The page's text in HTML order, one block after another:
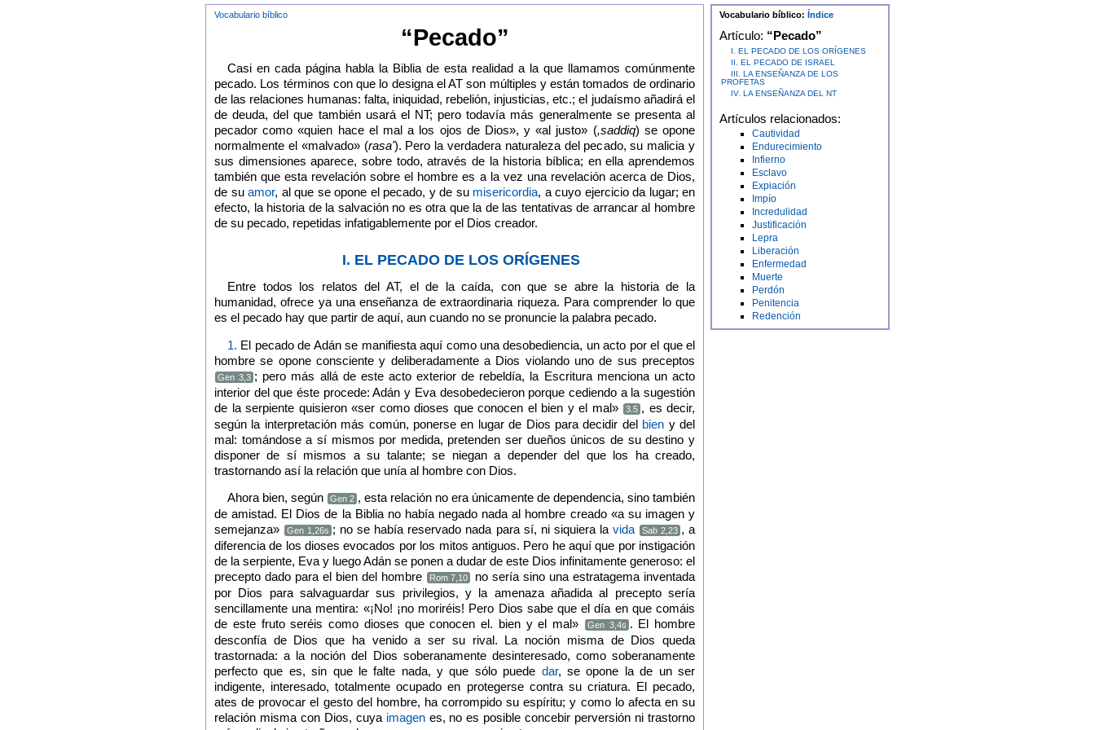
Vocabulario bíblico
“Pecado”
Casi en cada página habla la Biblia de esta realidad a la que llamamos comúnmente
pecado. Los términos con que lo designa el AT son múltiples y están tomados de ordinario
de las relaciones humanas: falta, iniquidad, rebelión, injusticias, etc.; el judaísmo añadirá el
de deuda, del que también usará el NT; pero todavía más generalmente se presenta al
pecador como «quien hace el mal a los ojos de Dios», y «al justo» (,saddiq) se opone
normalmente el «malvado» (rasa'). Pero la verdadera naturaleza del pecado, su malicia y
sus dimensiones aparece, sobre todo, através de la historia bíblica; en ella aprendemos
también que esta revelación sobre el hombre es a la vez una revelación acerca de Dios,
de su amor, al que se opone el pecado, y de su misericordia, a cuyo ejercicio da lugar; en
efecto, la historia de la salvación no es otra que la de las tentativas de arrancar al hombre
de su pecado, repetidas infatigablemente por el Dios creador.
I. EL PECADO DE LOS ORÍGENES
Entre todos los relatos del AT, el de la caída, con que se abre la historia de la
humanidad, ofrece ya una enseñanza de extraordinaria riqueza. Para comprender lo que
es el pecado hay que partir de aquí, aun cuando no se pronuncie la palabra pecado.
1. El pecado de Adán se manifiesta aquí como una desobediencia, un acto por el que el
hombre se opone consciente y deliberadamente a Dios violando uno de sus preceptos
Gen 3,3 ; pero más allá de este acto exterior de rebeldía, la Escritura menciona un acto
interior del que éste procede: Adán y Eva desobedecieron porque cediendo a la sugestión
de la serpiente quisieron «ser como dioses que conocen el bien y el mal»
3.5 , es decir,
según la interpretación más común, ponerse en lugar de Dios para decidir del
bien y del
mal: tomándose a sí mismos por medida, pretenden ser dueños únicos de su destino y
disponer de sí mismos a su talante; se niegan a depender del que los ha creado,
trastornando así la relación que unía al hombre con Dios.
Ahora bien, según Gen 2 , esta relación no era únicamente de dependencia, sino también
de amistad. El Dios de la Biblia no había negado nada al hombre creado «a su imagen y
semejanza»
Gen 1,26s ; no se había reservado nada para sí, ni siquiera la vida Sab 2,23 , a
diferencia de los dioses evocados por los mitos antiguos. Pero he aquí que por instigación
de la serpiente, Eva y luego Adán se ponen a dudar de este Dios infinitamente generoso: el
precepto dado para el bien del hombre
Rom 7,10
no sería sino una estratagema inventada
por Dios para salvaguardar sus privilegios, y la amenaza añadida al precepto sería
sencillamente una mentira: «¡No! ¡no moriréis! Pero Dios sabe que el día en que comáis
de este fruto seréis como dioses que conocen el. bien y el mal»
Gen 3,4s . El hombre
desconfía de Dios que ha venido a ser su rival. La noción misma de Dios queda
trastornada: a la noción del Dios soberanamente desinteresado, como soberanamente
perfecto que es, sin que le falte nada, y que sólo puede dar, se opone la de un ser
indigente, interesado, totalmente ocupado en protegerse contra su criatura. El pecado,
ates de provocar el gesto del hombre, ha corrompido su espíritu; y como lo afecta en su
relación misma con Dios, cuya imagenes, no es posible concebir perversión ni trastorno
Vocabulario bíblico: Índice
Artículo: “Pecado”
I. EL PECADO DE LOS ORÍGENES
II. EL PECADO DE ISRAEL
III. LA ENSEÑANZA DE LOS
PROFETAS
IV. LA ENSEÑANZA DEL NT
Artículos relacionados:
Cautividad
Endurecimiento
Infierno
Esclavo
Expiación
Impío
Incredulidad
Justificación
Lepra
Liberación
Enfermedad
Muerte
Perdón
Penitencia
Redención